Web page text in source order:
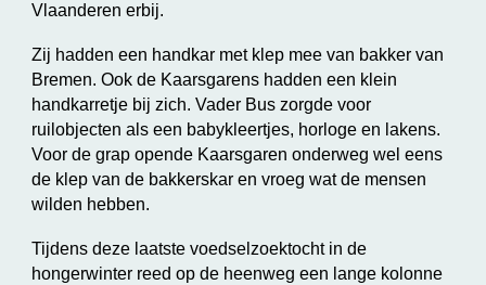
Vlaanderen erbij.
Zij hadden een handkar met klep mee van bakker van
Bremen. Ook de Kaarsgarens hadden een klein
handkarretje bij zich. Vader Bus zorgde voor
ruilobjecten als een babykleertjes, horloge en lakens.
Voor de grap opende Kaarsgaren onderweg wel eens
de klep van de bakkerskar en vroeg wat de mensen
wilden hebben.
Tijdens deze laatste voedselzoektocht in de
hongerwinter reed op de heenweg een lange kolonne